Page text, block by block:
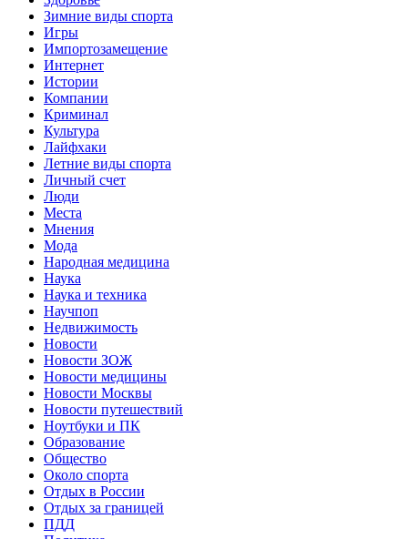
Зимние виды спорта
Игры
Импортозамещение
Интернет
Истории
Компании
Криминал
Культура
Лайфхаки
Летние виды спорта
Личный счет
Люди
Места
Мнения
Мода
Народная медицина
Наука
Наука и техника
Научпоп
Недвижимость
Новости
Новости ЗОЖ
Новости медицины
Новости Москвы
Новости путешествий
Ноутбуки и ПК
Образование
Общество
Около спорта
Отдых в России
Отдых за границей
ПДД